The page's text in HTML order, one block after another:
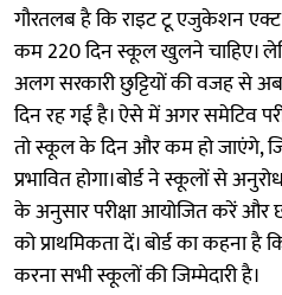
गौरतलब है कि राइट टू एजुकेशन
कम 220 दिन स्कूल खुलने चाहिए।
अलग सरकारी छुट्टियों की वजह से
दिन रह गई है। ऐसे में अगर समेटिव
तो स्कूल के दिन और कम हो जाएंगे,
प्रभावित होगा।बोर्ड ने स्कूलों से
के अनुसार परीक्षा आयोजित करें और
को प्राथमिकता दें। बोर्ड का कहना है
करना सभी स्कूलों की जिम्मेदारी है।